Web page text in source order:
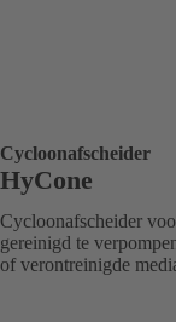
Cycloonafscheider
HyCone
Cycloonafscheider
gereinigd te
of verontreinigde